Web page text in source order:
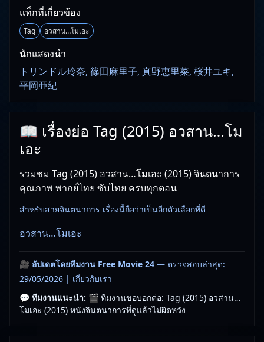
แท็กที่เกี่ยวข้อง
Tag อวสาน…โมเอะ
นักแสดงนำ
トリンドル玲奈, 篠田麻里子, 真野恵里菜, 桜井ユキ,
平岡亜紀
📖 เรื่องย่อ Tag (2015) อวสาน…โม
เอะ
รวมชม Tag (2015) อวสาน…โมเอะ (2015) จินตนาการ
คุณภาพ พากย์ไทย ซับไทย ครบทุกตอน
สำหรับสายจินตนาการ เรื่องนี้ถือว่าเป็นอีกตัวเลือกที่ดี
อวสาน…โมเอะ
🎥 อัปเดตโดยทีมงาน Free Movie 24 — ตรวจสอบล่าสุด:
29/05/2026 | เกี่ยวกับเรา
💬 ทีมงานแนะนำ: 🎬 ทีมงานขอบอกต่อ: Tag (2015) อวสาน…
โมเอะ (2015) หนังจินตนาการที่ดูแล้วไม่ผิดหวัง